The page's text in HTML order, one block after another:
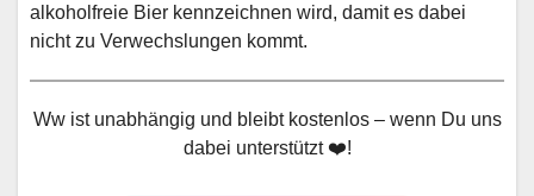
alkoholfreie Bier kennzeichnen wird, damit es dabei
nicht zu Verwechslungen kommt.
Ww ist unabhängig und bleibt kostenlos – wenn Du uns
dabei unterstützt ❤️!